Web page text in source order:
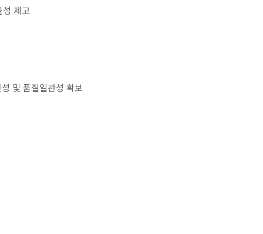
성 제고
및 품질일관성 확보